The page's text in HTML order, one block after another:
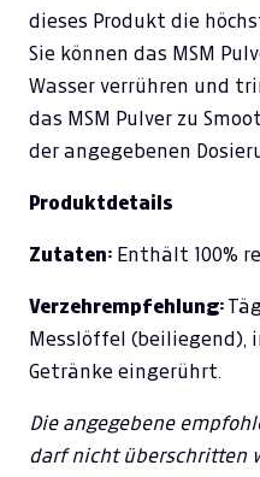
dieses Produkt die
Sie können das MSM
Wasser verrühren und
das MSM Pulver zu
der angegebenen
Produktdetails
Zutaten: Enthält 100%
Verzehrempfehlung:
Messlöffel (beiliegend),
Getränke eingerührt.
Die angegebene
darf nicht überschritten